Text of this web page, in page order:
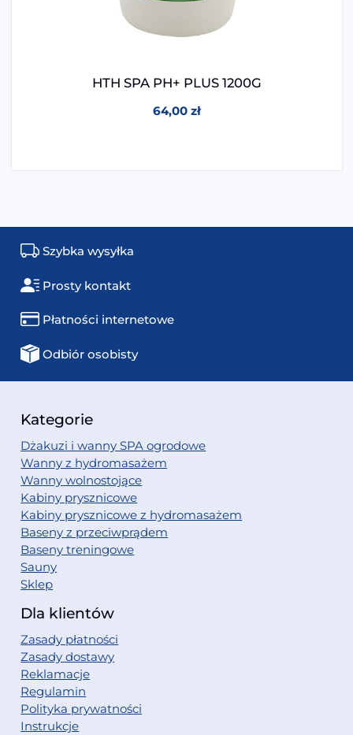
HTH SPA PH+ PLUS 1200G
64,00 zł
Szybka wysyłka
Prosty kontakt
Płatności internetowe
Odbiór osobisty
Kategorie
Dżakuzi i wanny SPA ogrodowe
Wanny z hydromasażem
Wanny wolnostojące
Kabiny prysznicowe
Kabiny prysznicowe z hydromasażem
Baseny z przeciwprądem
Baseny treningowe
Sauny
Sklep
Dla klientów
Zasady płatności
Zasady dostawy
Reklamacje
Regulamin
Polityka prywatności
Instrukcje